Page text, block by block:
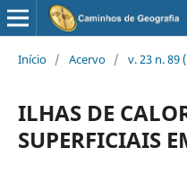
Início / Acervo / v. 23 n. 89
ILHAS DE
SUPERFICIAIS